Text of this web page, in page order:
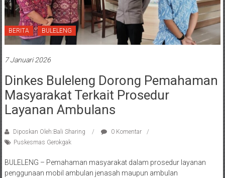
BERITA BULELENG
7 Januari 2026
Dinkes Buleleng Dorong Pemahaman
Masyarakat Terkait Prosedur
Layanan Ambulans
Diposkan Oleh:Bali Sharing
0 Komentar
Puskesmas Gerokgak
BULELENG – Pemahaman masyarakat dalam prosedur layanan
penggunaan mobil ambulan jenasah maupun ambulan